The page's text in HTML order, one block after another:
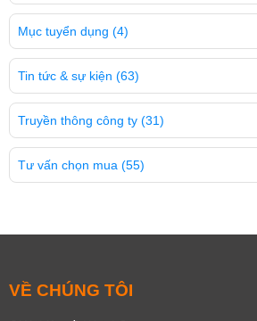
Mục tuyển dụng (4)
Tin tức & sự kiện (63)
Truyền thông công ty (31)
Tư vấn chọn mua (55)
VỀ CHÚNG TÔI